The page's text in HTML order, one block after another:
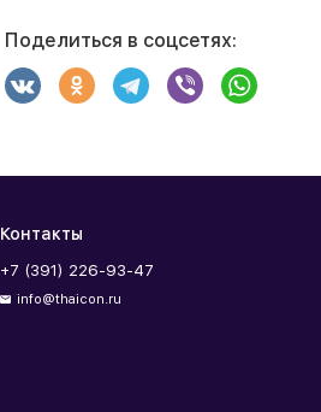
Поделиться в соцсетях:
Контакты
+7 (391) 226-93-47
info@thaicon.ru